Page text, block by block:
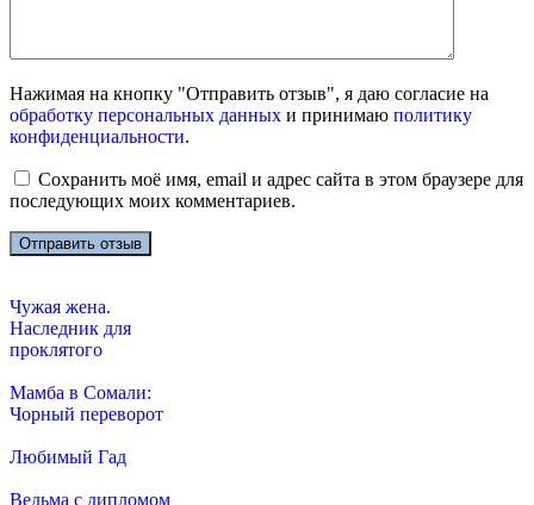
Нажимая на кнопку "Отправить отзыв", я даю согласие на
обработку персональных данных и принимаю политику
конфиденциальности.
Сохранить моё имя, email и адрес сайта в этом браузере для
последующих моих комментариев.
Чужая жена.
Наследник для
проклятого
Мамба в Сомали:
Чорный переворот
Любимый Гад
Ведьма с дипломом